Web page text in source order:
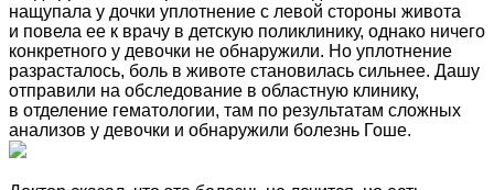
нащупала у дочки уплотнение с левой стороны живота
и повела ее к врачу в детскую поликлинику, однако ничего
конкретного у девочки не обнаружили. Но уплотнение
разрасталось, боль в животе становилась сильнее. Дашу
отправили на обследование в областную клинику,
в отделение гематологии, там по результатам сложных
анализов у девочки и обнаружили болезнь Гоше.